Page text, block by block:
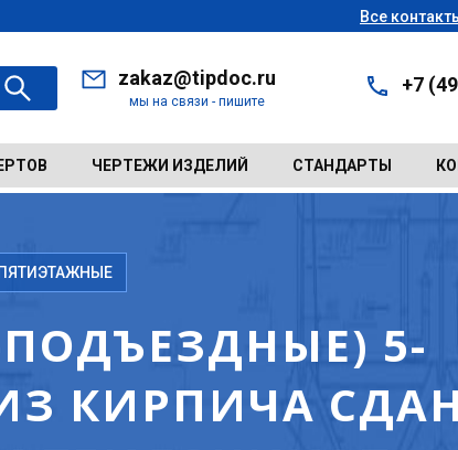
Все
zakaz@tipdoc.ru
мы на связи - пишите
+7
ЧЕРТЕЖИ ИЗДЕЛИЙ СТАНДАРТЫ
5-
КИРПИЧА